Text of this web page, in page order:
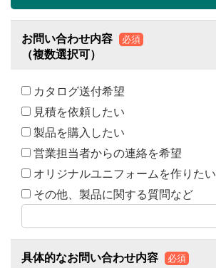
お問い合わせ内容 必須
（複数選択可）
カタログ送付希望
見積を依頼したい
製品を購入したい
営業担当者からの連絡を希望
オリジナルユニフォームを作りたい
その他、製品に関する質問など
具体的なお問い合わせ内容 必須